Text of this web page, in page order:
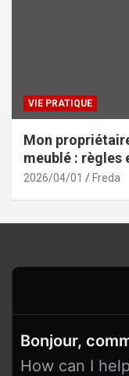
VIE PRATIQUE
Mon
meublé : règles
2026/04/01 Freda
Bonjour,
How can I